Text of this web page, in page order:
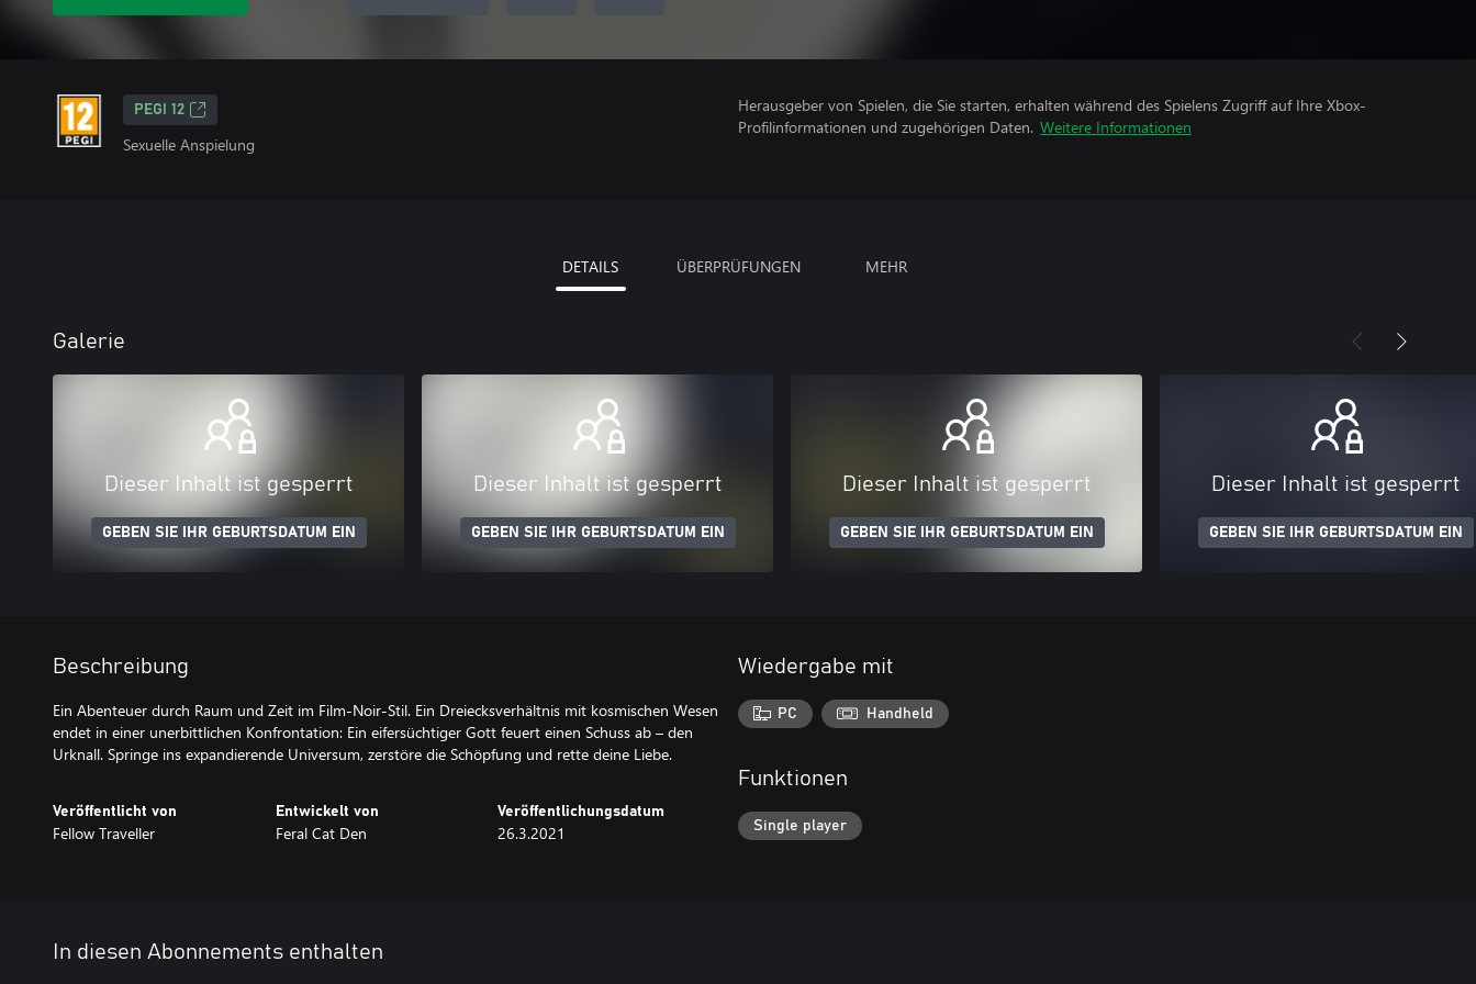
PEGI 12
Sexuelle Anspielung
Herausgeber von Spielen, die Sie starten, erhalten während des Spielens Zugriff auf Ihre Xbox-
Profilinformationen und zugehörigen Daten. Weitere Informationen
DETAILS ÜBERPRÜFUNGEN MEHR
Galerie
Dieser Inhalt ist gesperrt
GEBEN SIE IHR GEBURTSDATUM EIN
Dieser Inhalt ist gesperrt
GEBEN SIE IHR GEBURTSDATUM EIN
Dieser Inhalt ist gesperrt
GEBEN SIE IHR GEBURTSDATUM EIN
Dieser Inhalt ist gesperrt
GEBEN SIE IHR GEBURTSDATUM EIN
Beschreibung
Ein Abenteuer durch Raum und Zeit im Film-Noir-Stil. Ein Dreiecksverhältnis mit kosmischen Wesen
endet in einer unerbittlichen Konfrontation: Ein eifersüchtiger Gott feuert einen Schuss ab – den
Urknall. Springe ins expandierende Universum, zerstöre die Schöpfung und rette deine Liebe.
Veröffentlicht von
Fellow Traveller
Entwickelt von
Feral Cat Den
Veröffentlichungsdatum
26.3.2021
Wiedergabe mit
PC Handheld
Funktionen
Single player
In diesen Abonnements enthalten